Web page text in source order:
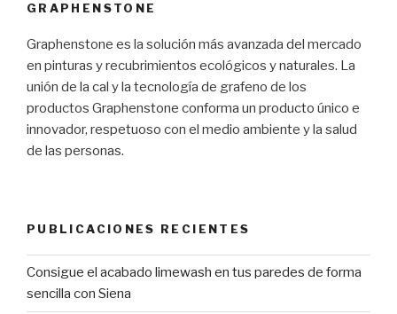
GRAPHENSTONE
Graphenstone es la solución más avanzada del mercado
en pinturas y recubrimientos ecológicos y naturales. La
unión de la cal y la tecnología de grafeno de los
productos Graphenstone conforma un producto único e
innovador, respetuoso con el medio ambiente y la salud
de las personas.
PUBLICACIONES RECIENTES
Consigue el acabado limewash en tus paredes de forma
sencilla con Siena